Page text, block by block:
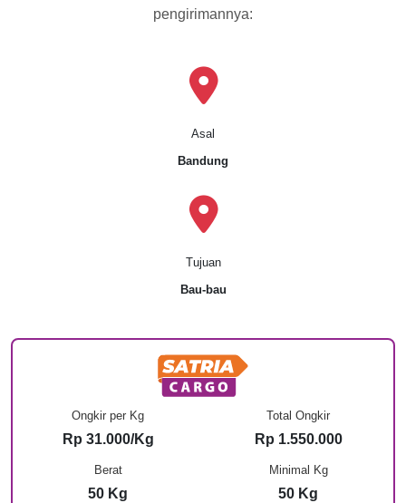
pengirimannya:
Asal
Bandung
Tujuan
Bau-bau
Ongkir per Kg
Rp 31.000/Kg
Total Ongkir
Rp 1.550.000
Berat
50 Kg
Minimal Kg
50 Kg